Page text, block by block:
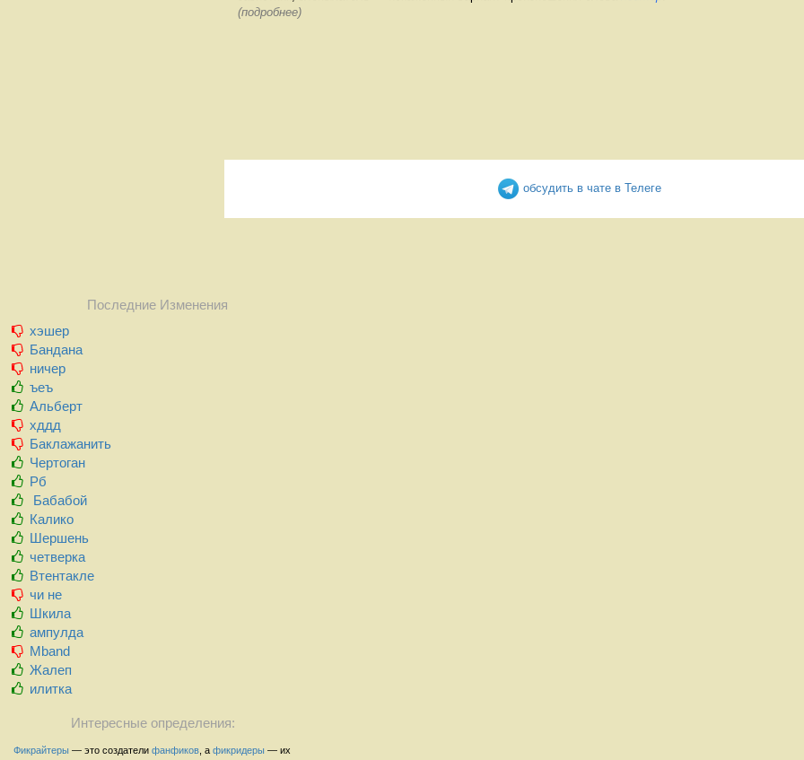
(подробнее)
обсудить в чате в Телеге
Последние Изменения
хэшер
Бандана
ничер
ъеъ
Альберт
хддд
Баклажанить
Чертоган
Рб
Бабабой
Калико
Шершень
четверка
Втентакле
чи не
Шкила
ампулда
Mband
Жалеп
илитка
Интересные определения:
Фикрайтеры — это создатели фанфиков , а фикридеры — их